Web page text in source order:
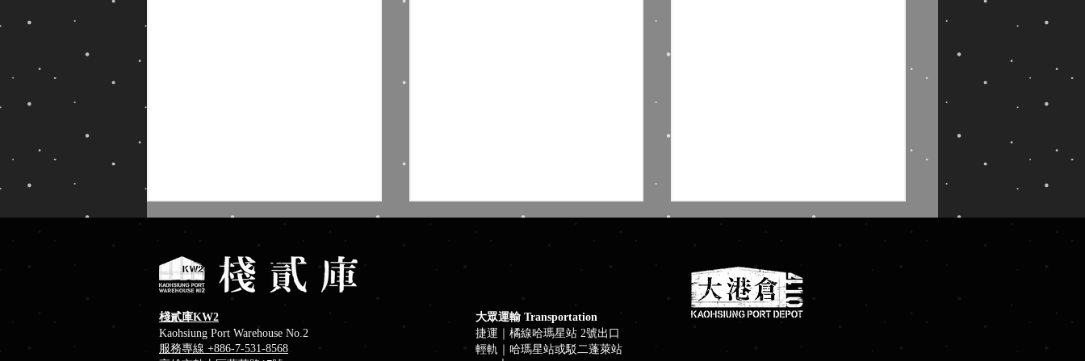
消暑冰品推薦！棧貳庫冰菓室
棧貳庫KW2
Kaohsiung Port Warehouse No.2
服務專線 +886-7-531-8568
大眾運輸 Transportation
捷運｜橘線哈瑪星站 2號出口
輕軌｜哈瑪星站或駁二蓬萊站